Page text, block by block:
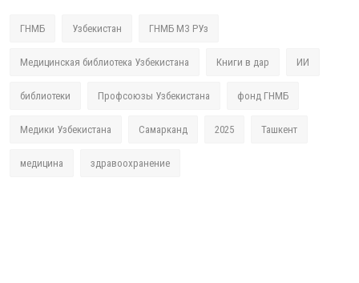
ГНМБ Узбекистан ГНМБ МЗ РУз
Медицинская библиотека Узбекистана Книги в дар ИИ
библиотеки Профсоюзы Узбекистана фонд ГНМБ
Медики Узбекистана Самарканд 2025 Ташкент
медицина здравоохранение